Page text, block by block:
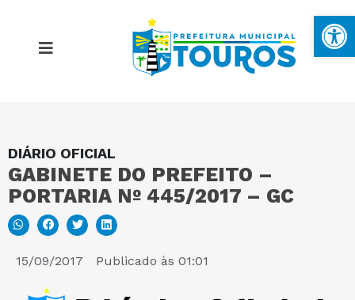
DIÁRIO OFICIAL
GABINETE DO PREFEITO –
PORTARIA Nº 445/2017 – GC
15/09/2017 Publicado às 01:01
MAPA DO SITE
PORTAL DA TRANSPARÊNCIA
E-SIC